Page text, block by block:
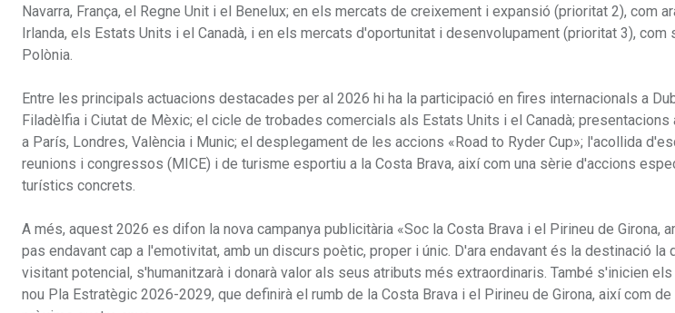
Navarra, França, el Regne Unit i el Benelux; en els mercats de creixement i expansió (prioritat 2), com
Irlanda, els Estats Units i el Canadà, i en els mercats d'oportunitat i desenvolupament (prioritat 3),
Polònia.
Entre les principals actuacions destacades per al 2026 hi ha la participació en fires internacionals a
Filadèlfia i Ciutat de Mèxic; el cicle de trobades comercials als Estats Units i el Canadà;
a París, Londres, València i Munic; el desplegament de les accions «Road to Ryder Cup»; l'acollida
reunions i congressos (MICE) i de turisme esportiu a la Costa Brava, així com una sèrie d'accions
turístics concrets.
A més, aquest 2026 es difon la nova campanya publicitària «Soc la Costa Brava i el Pirineu de Girona,
pas endavant cap a l'emotivitat, amb un discurs poètic, proper i únic. D'ara endavant és la destinació la
visitant potencial, s'humanitzarà i donarà valor als seus atributs més extraordinaris. També s'inicien
nou Pla Estratègic 2026-2029, que definirà el rumb de la Costa Brava i el Pirineu de Girona, així com